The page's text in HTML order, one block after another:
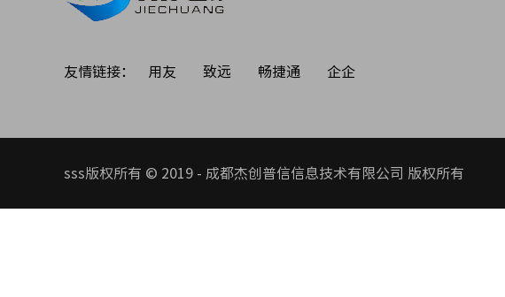
友情链接： 用友 致远 畅捷通 企企
sss版权所有 © 2019 - 成都杰创普信信息技术有限公司 版权所有